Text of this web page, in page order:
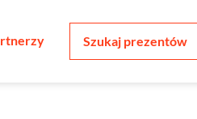
Szukaj prezentów